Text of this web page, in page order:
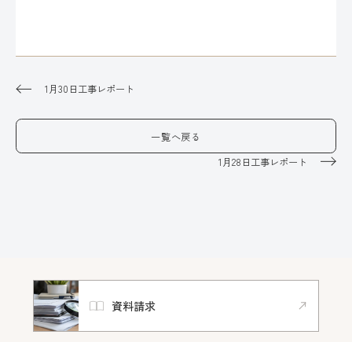
1月30日工事レポート
一覧へ戻る
1月28日工事レポート
資料請求